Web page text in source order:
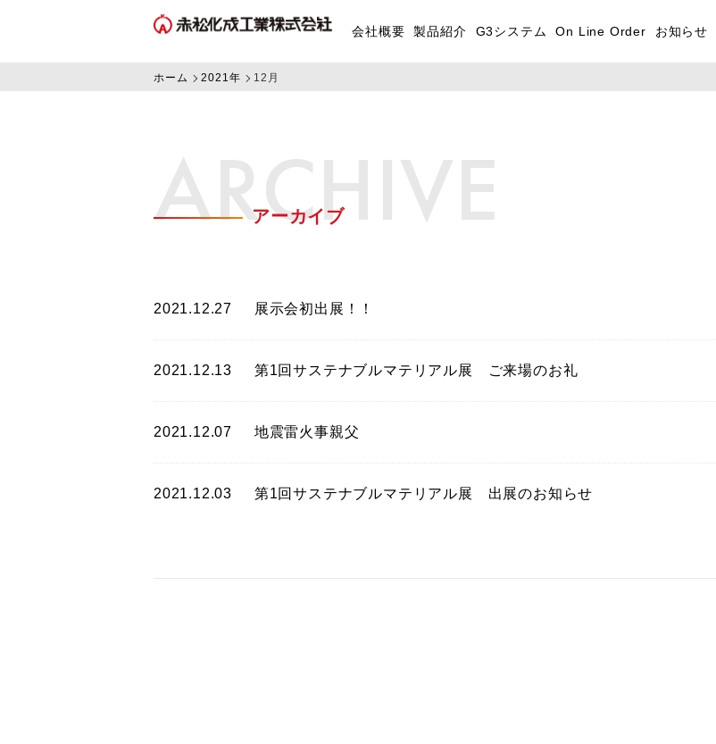
会社概要 製品紹介 G3システム On Line Order お知らせ
ホーム 2021年 12月
ARCHIVE
アーカイブ
2021.12.27 展示会初出展！！
2021.12.13 第1回サステナブルマテリアル展 ご来場のお礼
2021.12.07 地震雷火事親父
2021.12.03 第1回サステナブルマテリアル展 出展のお知らせ